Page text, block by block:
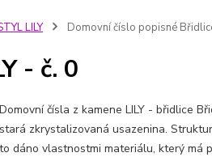
LILY Domovní číslo popisné
- č. 0
Domovní čísla z kamene LILY - břidlice
stará zkrystalizovaná usazenina.
to dáno vlastnostmi materiálu, který má